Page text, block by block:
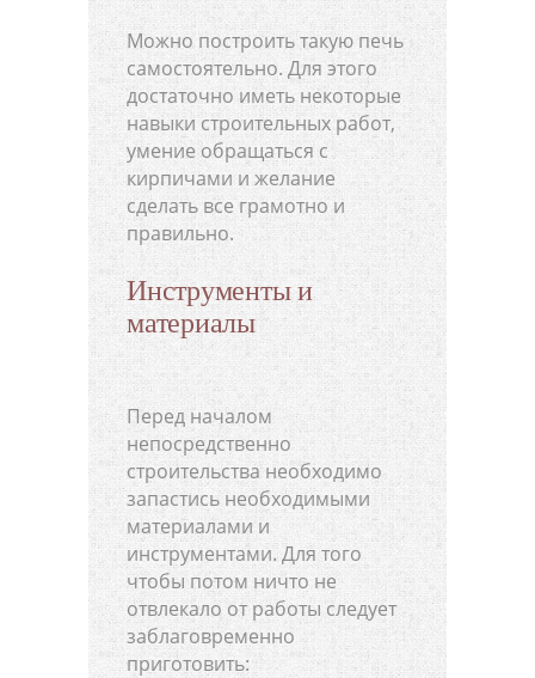
Можно построить такую печь
самостоятельно. Для этого
достаточно иметь некоторые
навыки строительных работ,
умение обращаться с
кирпичами и желание
сделать все грамотно и
правильно.
Инструменты и
материалы
Перед началом
непосредственно
строительства необходимо
запастись необходимыми
материалами и
инструментами. Для того
чтобы потом ничто не
отвлекало от работы следует
заблаговременно
приготовить: